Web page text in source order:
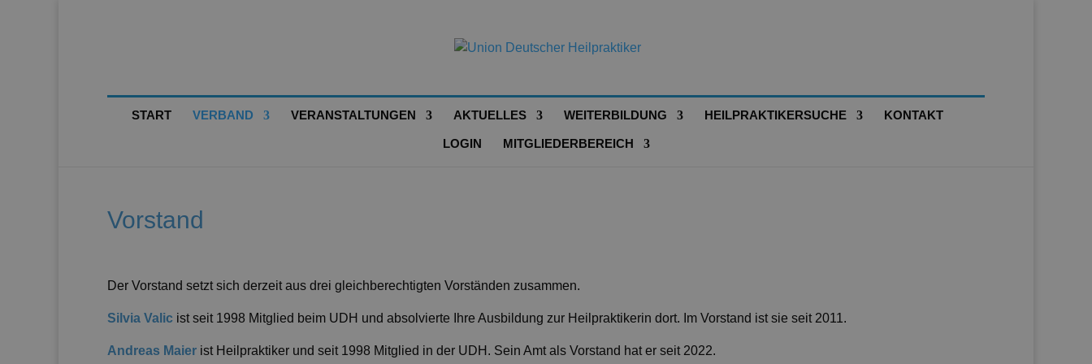
START VERBAND VERANSTALTUNGEN AKTUELLES WEITERBILDUNG HEILPRAKTIKERSUCHE KONTAKT
LOGIN MITGLIEDERBEREICH
Vorstand
Der Vorstand setzt sich derzeit aus drei gleichberechtigten Vorständen zusammen.
Silvia Valic ist seit 1998 Mitglied beim UDH und absolvierte Ihre Ausbildung zur Heilpraktikerin dort. Im Vorstand ist sie seit 2011.
Andreas Maier ist Heilpraktiker und seit 1998 Mitglied in der UDH. Sein Amt als Vorstand hat er seit 2022.